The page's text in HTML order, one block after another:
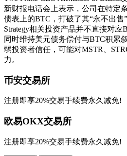
新财报电话会上表示，公司在特定
债表上的BTC，打破了其“永不出售
Strategy相关投资产品并不直接对
同时维持美元债务偿付与BTC积累
弱投资者信任，可能对MSTR、
力。
币安交易所
注册即享20%交易手续费永久减免!
欧易OKX交易所
注册即享20%交易手续费永久减免!